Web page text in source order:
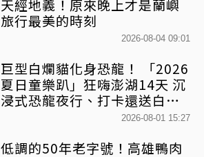
天經地義！原來晚上才是蘭嶼
旅行最美的時刻
2026-08-04 09:01
巨型白爛貓化身恐龍！ 「2026
夏日童樂趴」狂嗨澎湖14天 沉
浸式恐龍夜行、打卡還送白爛
2026-08-01 15:27
低調的50年老字號！高雄鴨肉